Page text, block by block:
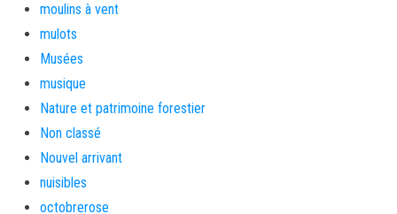
moulins à vent
mulots
Musées
musique
Nature et patrimoine forestier
Non classé
Nouvel arrivant
nuisibles
octobrerose